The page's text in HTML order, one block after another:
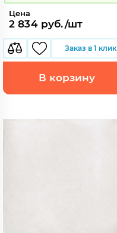
Цена
2 834 руб./шт
Заказ в 1 клик
В корзину